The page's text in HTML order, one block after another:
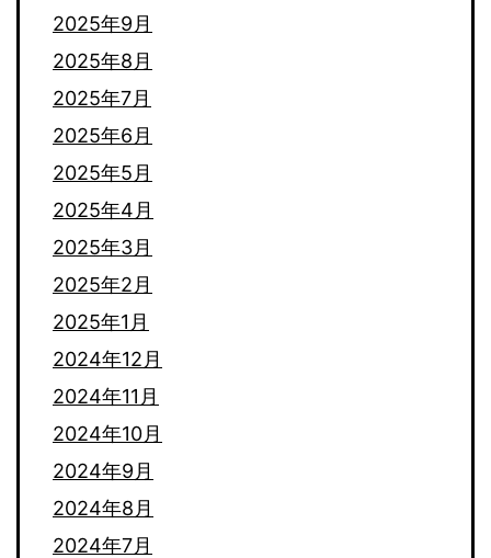
2025年9月
2025年8月
2025年7月
2025年6月
2025年5月
2025年4月
2025年3月
2025年2月
2025年1月
2024年12月
2024年11月
2024年10月
2024年9月
2024年8月
2024年7月